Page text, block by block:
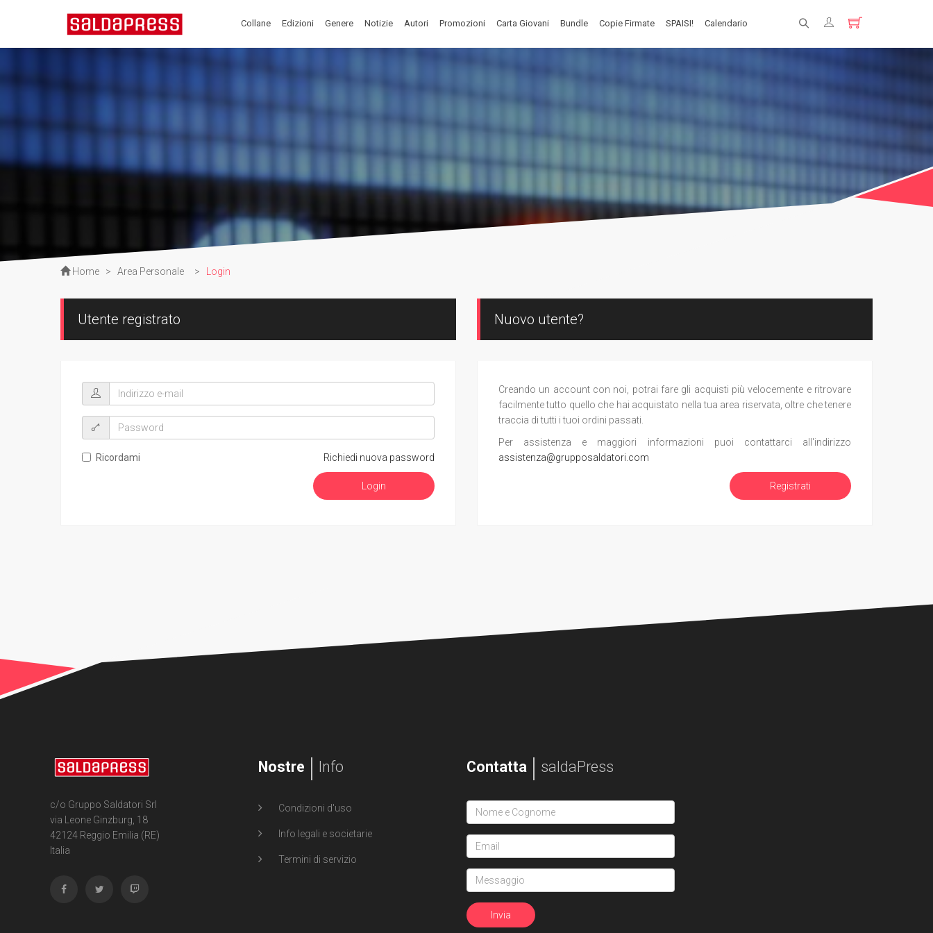
Collane Edizioni Genere Notizie Autori Promozioni Carta Giovani Bundle Copie Firmate SPAISI! Calendario
Home > Area Personale > Login
Utente registrato
Richiedi nuova password
Ricordami
Nuovo utente?
Creando un account con noi, potrai fare gli acquisti più velocemente e ritrovare
facilmente tutto quello che hai acquistato nella tua area riservata, oltre che tenere
traccia di tutti i tuoi ordini passati.
Per assistenza e maggiori informazioni puoi contattarci all'indirizzo
assistenza@grupposaldatori.com
Registrati
c/o Gruppo Saldatori Srl
via Leone Ginzburg, 18
42124 Reggio Emilia (RE)
Italia
Nostre Info
Condizioni d'uso
Info legali e societarie
Termini di servizio
Contatta saldaPress